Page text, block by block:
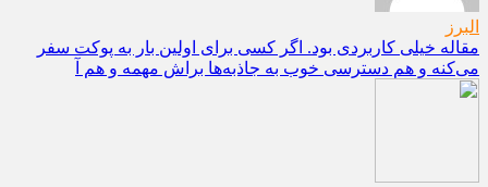
البرز
مقاله خیلی کاربردی بود. اگر کسی برای اولین بار به پوکت سفر
می‌کنه و هم دسترسی خوب به جاذبه‌ها براش مهمه و هم آ